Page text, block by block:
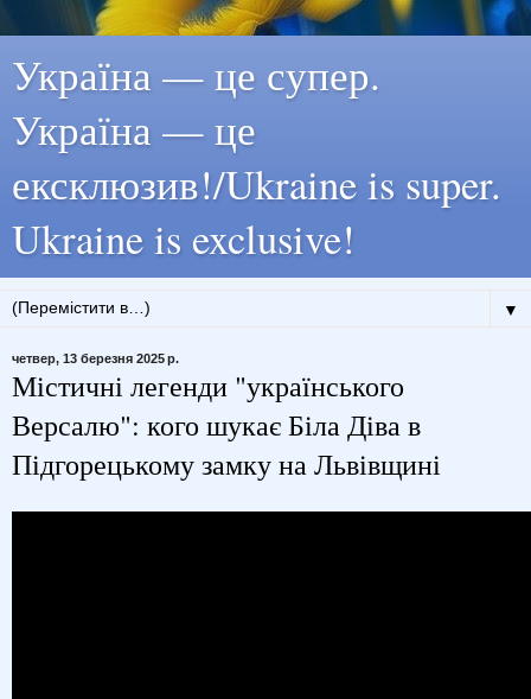
Україна — це супер.
Україна — це
ексклюзив!/Ukraine is super.
Ukraine is exclusive!
▼
четвер, 13 березня 2025 р.
Містичні легенди "українського
Версалю": кого шукає Біла Діва в
Підгорецькому замку на Львівщині